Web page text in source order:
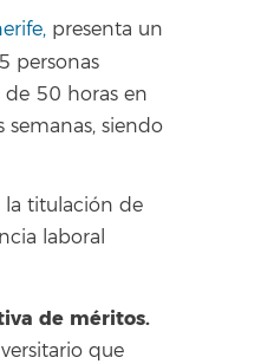
presenta un
personas
50 horas en
semanas, siendo
la titulación de
laboral
de méritos.
que